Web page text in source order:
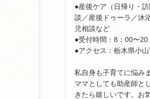
●産後ケア（日帰り・
談／産後ドゥーラ／沐
児相談など
●受付時間：8：00〜20
●アクセス：栃木県小
私自身も子育てに悩み
ママとしても助産師と
きたら嬉しいです。お